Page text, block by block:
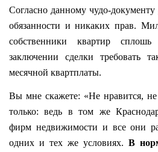
Согласно данному чудо-документу
обязанности и никаких прав.
собственники квартир
заключении сделки требовать
месячной квартплаты.
Вы мне скажете: «Не нравится,
только: ведь в том же
фирм недвижимости и все они
одних и тех же условиях. В